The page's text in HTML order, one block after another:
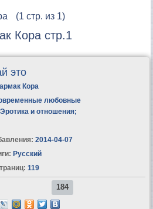
(1 стр. из 1)
Кора стр.1
это
Кора
любовные
Эротика и отношения;
2014-04-07
Русский
119
184